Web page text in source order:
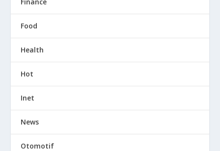
Food
Health
Hot
Inet
News
Otomotif